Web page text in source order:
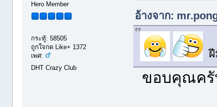
Hero Member
กระทู้: 58505
ถูกใจกด Like+ 1372
เพศ:
DHT Crazy Club
อ้างจาก:
ฝี
ขอบคุณค